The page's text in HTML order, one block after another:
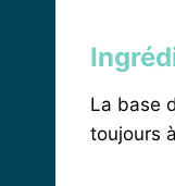
La base
toujours